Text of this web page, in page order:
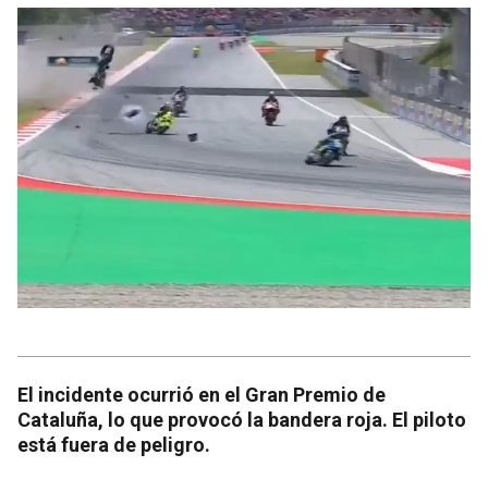
El incidente ocurrió en el Gran Premio de
Cataluña, lo que provocó la bandera roja. El piloto
está fuera de peligro.